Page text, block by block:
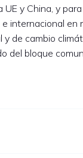
UE y China, y
internacional en
de cambio
del bloque